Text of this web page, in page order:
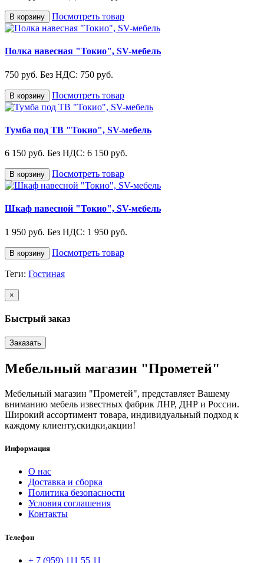
В корзину Посмотреть товар
Полка навесная "Токио", SV-мебель
750 руб. Без НДС: 750 руб.
В корзину Посмотреть товар
Тумба под ТВ "Токио", SV-мебель
6 150 руб. Без НДС: 6 150 руб.
В корзину Посмотреть товар
Шкаф навесной "Токио", SV-мебель
1 950 руб. Без НДС: 1 950 руб.
В корзину Посмотреть товар
Теги: Гостиная
×
Быстрый заказ
Заказать
Мебельный магазин "Прометей"
Мебельный магазин "Прометей", представляет Вашему
вниманию мебель известных фабрик ЛНР, ДНР и России.
Широкий ассортимент товара, индивидуальный подход к
каждому клиенту,скидки,акции!
Информация
О нас
Доставка и сборка
Политика безопасности
Условия соглашения
Контакты
Телефон
+ 7 (959) 111 55 11